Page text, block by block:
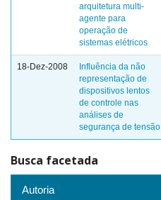
arquitetura multi-
agente para
operação de
sistemas elétricos
18-Dez-2008
Influência da não
representação de
dispositivos lentos
de controle nas
análises de
segurança de tensão
Busca facetada
Autoria